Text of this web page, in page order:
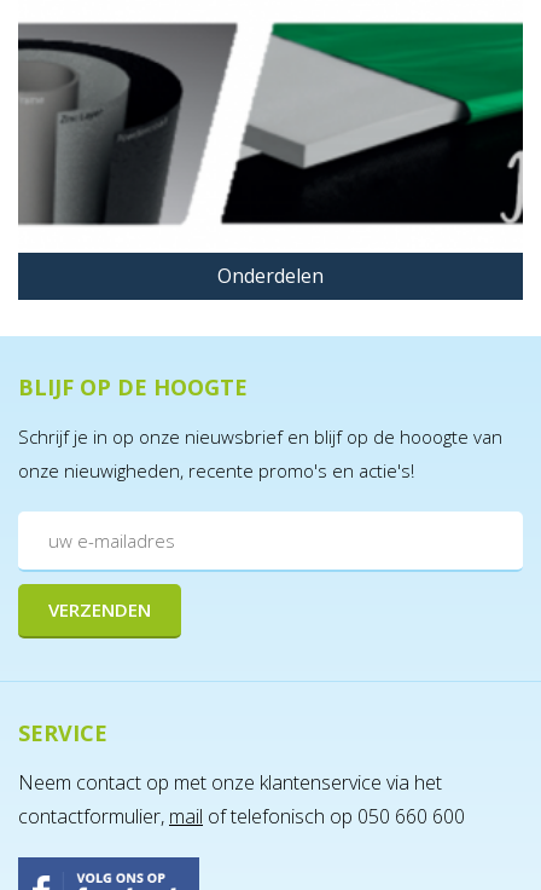
Onderdelen
BLIJF OP DE HOOGTE
Schrijf je in op onze nieuwsbrief en blijf op de hooogte van
onze nieuwigheden, recente promo's en actie's!
SERVICE
Neem contact op met onze klantenservice via het
contactformulier, mail of telefonisch op 050 660 600